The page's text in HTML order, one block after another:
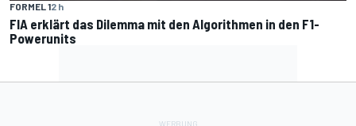
FORMEL 12 h
FIA erklärt das Dilemma mit den Algorithmen in den F1-
Powerunits